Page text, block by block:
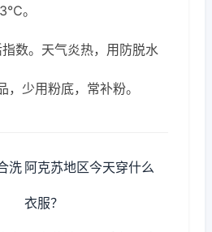
。
数。天气炎热，用防脱水
，少用粉底，常补粉。
洗 阿克苏地区今天穿什么
衣服？